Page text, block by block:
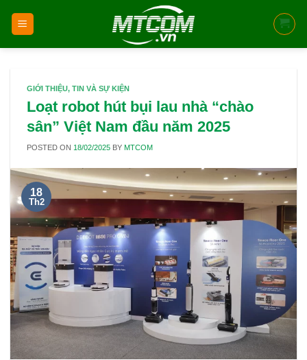
GIỚI THIỆU,TIN VÀ SỰ KIỆN
Loạt robot hút bụi lau nhà “chào
sân” Việt Nam đầu năm 2025
POSTED ON 18/02/2025 BY MTCOM
18
Th2